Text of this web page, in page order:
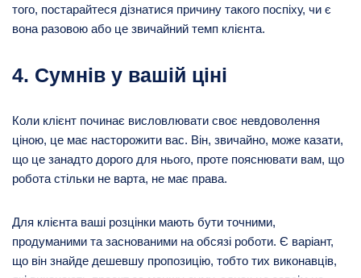
того, постарайтеся дізнатися причину такого поспіху, чи є
вона разовою або це звичайний темп клієнта.
4. Сумнів у вашій ціні
Коли клієнт починає висловлювати своє невдоволення
ціною, це має насторожити вас. Він, звичайно, може казати,
що це занадто дорого для нього, проте пояснювати вам, що
робота стільки не варта, не має права.
Для клієнта ваші розцінки мають бути точними,
продуманими та заснованими на обсязі роботи. Є варіант,
що він знайде дешевшу пропозицію, тобто тих виконавців,